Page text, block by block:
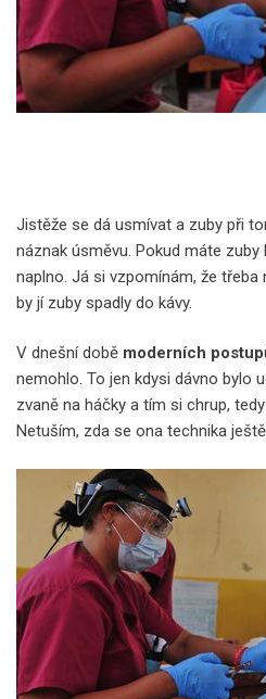
Jistěže se dá usmívat a zuby při
náznak úsměvu. Pokud máte
naplno. Já si vzpomínám, že
by jí zuby spadly do kávy.
V dnešní době moderních
nemohlo. To jen kdysi dávno bylo
zvaně na háčky a tím si chrup,
Netuším, zda se ona technika